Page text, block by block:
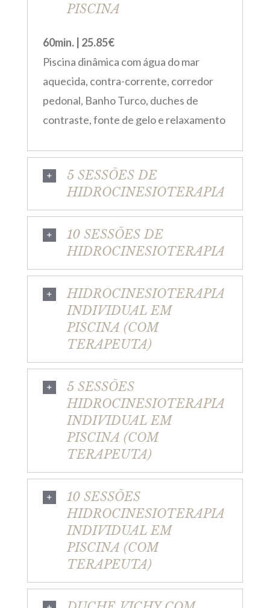
PISCINA
60min. | 25.85€
Piscina dinâmica com água do mar
aquecida, contra-corrente, corredor
pedonal, Banho Turco, duches de
contraste, fonte de gelo e relaxamento
5 SESSÕES DE
HIDROCINESIOTERAPIA
10 SESSÕES DE
HIDROCINESIOTERAPIA
HIDROCINESIOTERAPIA
INDIVIDUAL EM
PISCINA (COM
TERAPEUTA)
5 SESSÕES
HIDROCINESIOTERAPIA
INDIVIDUAL EM
PISCINA (COM
TERAPEUTA)
10 SESSÕES
HIDROCINESIOTERAPIA
INDIVIDUAL EM
PISCINA (COM
TERAPEUTA)